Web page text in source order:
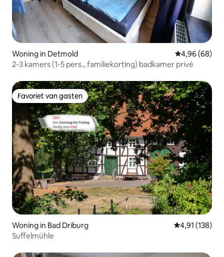
Woning in Detmold Gemiddelde
4,96 (68)
2-3 kamers (1-5 pers., familiekorting) badkamer privé
Favoriet van gasten
Favoriet van gasten
Woning in Bad Driburg Gemiddelde
4,91 (138)
Suffelmühle